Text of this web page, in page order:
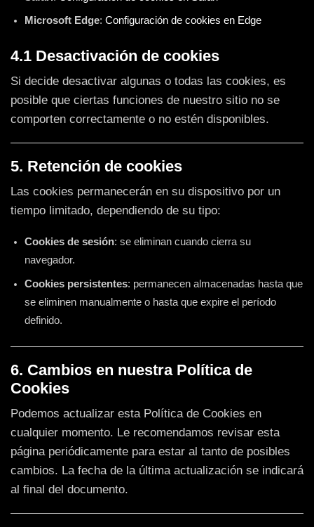
Microsoft Edge: Configuración de cookies en Edge
4.1 Desactivación de cookies
Si decide desactivar algunas o todas las cookies, es
posible que ciertas funciones de nuestro sitio no se
comporten correctamente o no estén disponibles.
5. Retención de cookies
Las cookies permanecerán en su dispositivo por un
tiempo limitado, dependiendo de su tipo:
Cookies de sesión: se eliminan cuando cierra su
navegador.
Cookies persistentes: permanecen almacenadas hasta que
se eliminen manualmente o hasta que expire el período
definido.
6. Cambios en nuestra Política de
Cookies
Podemos actualizar esta Política de Cookies en
cualquier momento. Le recomendamos revisar esta
página periódicamente para estar al tanto de posibles
cambios. La fecha de la última actualización se indicará
al final del documento.